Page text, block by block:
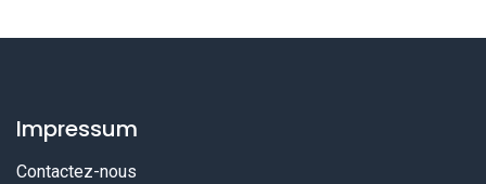
Impressum
Contactez-nous